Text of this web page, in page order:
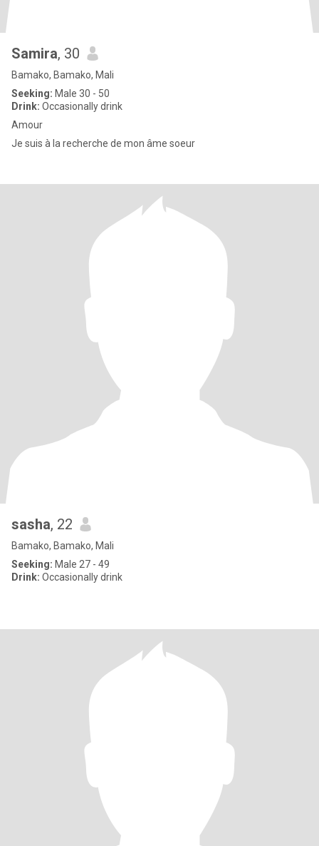
Samira, 30
Bamako, Bamako, Mali
Seeking: Male 30 - 50
Drink: Occasionally drink
Amour
Je suis à la recherche de mon âme soeur
sasha, 22
Bamako, Bamako, Mali
Seeking: Male 27 - 49
Drink: Occasionally drink